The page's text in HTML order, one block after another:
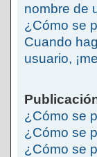
nombre de
¿Cómo se
Cuando
usuario,
¿Cómo se
¿Cómo se
¿Cómo se